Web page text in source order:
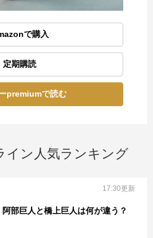
で購入
定期購読
premiumで読む
イン人気ランキング
17:30更新
阿部巨人と橋上巨人は何が違う？